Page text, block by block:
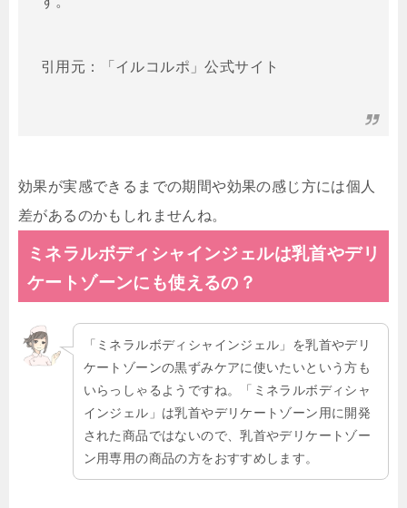
引用元：「イルコルポ」公式サイト
効果が実感できるまでの期間や効果の感じ方には個人
差があるのかもしれませんね。
ミネラルボディシャインジェルは乳首やデリ
ケートゾーンにも使えるの？
「ミネラルボディシャインジェル」を乳首やデリ
ケートゾーンの黒ずみケアに使いたいという方も
いらっしゃるようですね。「ミネラルボディシャ
インジェル」は乳首やデリケートゾーン用に開発
された商品ではないので、乳首やデリケートゾー
ン用専用の商品の方をおすすめします。